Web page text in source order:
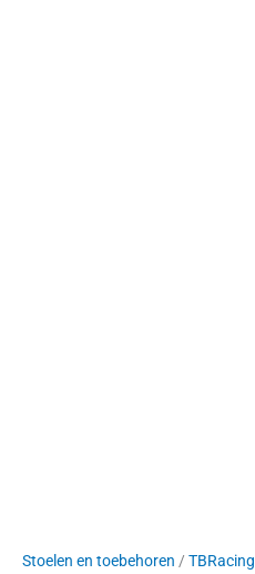
Stoelen en toebehoren / TBRacing